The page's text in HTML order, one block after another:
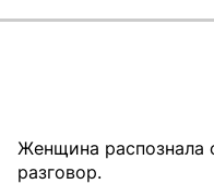
Женщина распознала
разговор.